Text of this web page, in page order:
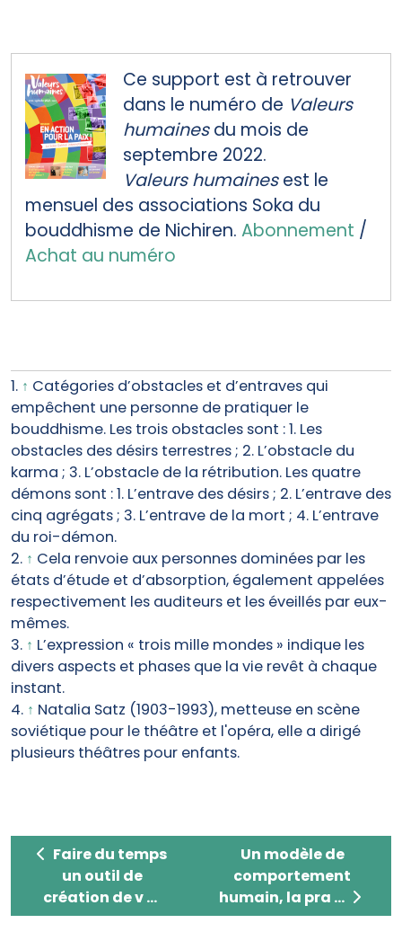
Ce support est à retrouver
dans le numéro de Valeurs
humainesdu mois de
septembre 2022.
Valeurs humainesest le
mensuel des associations Soka du
bouddhisme de Nichiren. Abonnement /
Achat au numéro
1. ↑ Catégories d’obstacles et d’entraves qui
empêchent une personne de pratiquer le
bouddhisme. Les trois obstacles sont : 1. Les
obstacles des désirs terrestres ; 2. L’obstacle du
karma ; 3. L’obstacle de la rétribution. Les quatre
démons sont : 1. L’entrave des désirs ; 2. L’entrave des
cinq agrégats ; 3. L’entrave de la mort ; 4. L’entrave
du roi-démon.
2. ↑ Cela renvoie aux personnes dominées par les
états d’étude et d’absorption, également appelées
respectivement les auditeurs et les éveillés par eux-
mêmes.
3. ↑ L’expression « trois mille mondes » indique les
divers aspects et phases que la vie revêt à chaque
instant.
4. ↑ Natalia Satz (1903-1993), metteuse en scène
soviétique pour le théâtre et l'opéra, elle a dirigé
plusieurs théâtres pour enfants.
Faire du temps un outil de création de valeurs
Faire du temps
un outil de
création de v ...
Un modèle de
Un modèle de
comportement
humain, la pra ...